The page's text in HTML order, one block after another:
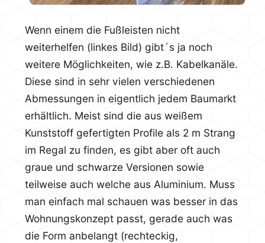
Wenn einem die Fußleisten nicht
weiterhelfen (linkes Bild) gibt´s ja noch
weitere Möglichkeiten, wie z.B. Kabelkanäle.
Diese sind in sehr vielen verschiedenen
Abmessungen in eigentlich jedem Baumarkt
erhältlich. Meist sind die aus weißem
Kunststoff gefertigten Profile als 2 m Strang
im Regal zu finden, es gibt aber oft auch
graue und schwarze Versionen sowie
teilweise auch welche aus Aluminium. Muss
man einfach mal schauen was besser in das
Wohnungskonzept passt, gerade auch was
die Form anbelangt (rechteckig,